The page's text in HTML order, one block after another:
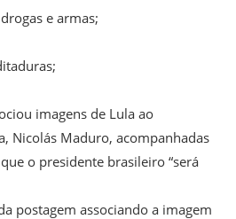
e armas;
imagens de Lula ao
Nicolás Maduro, acompanhadas
o presidente brasileiro “será
postagem associando a imagem